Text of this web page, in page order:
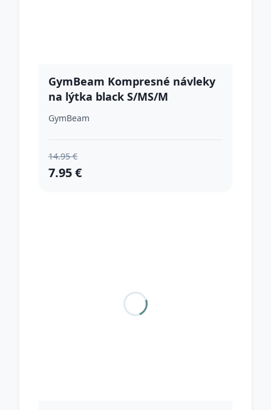
GymBeam Kompresné návleky
na lýtka black S/MS/M
GymBeam
14.95 €
7.95 €